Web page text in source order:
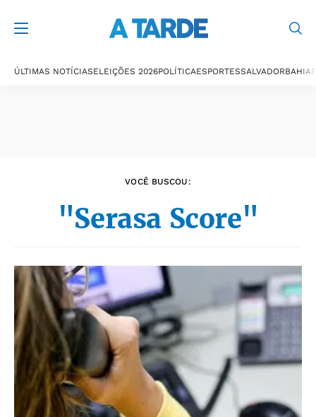
ÚLTIMAS NOTÍCIASELEIÇÕES 2026POLÍTICAESPORTESSALVADORBAHIA
VOCÊ BUSCOU:
"Serasa Score"